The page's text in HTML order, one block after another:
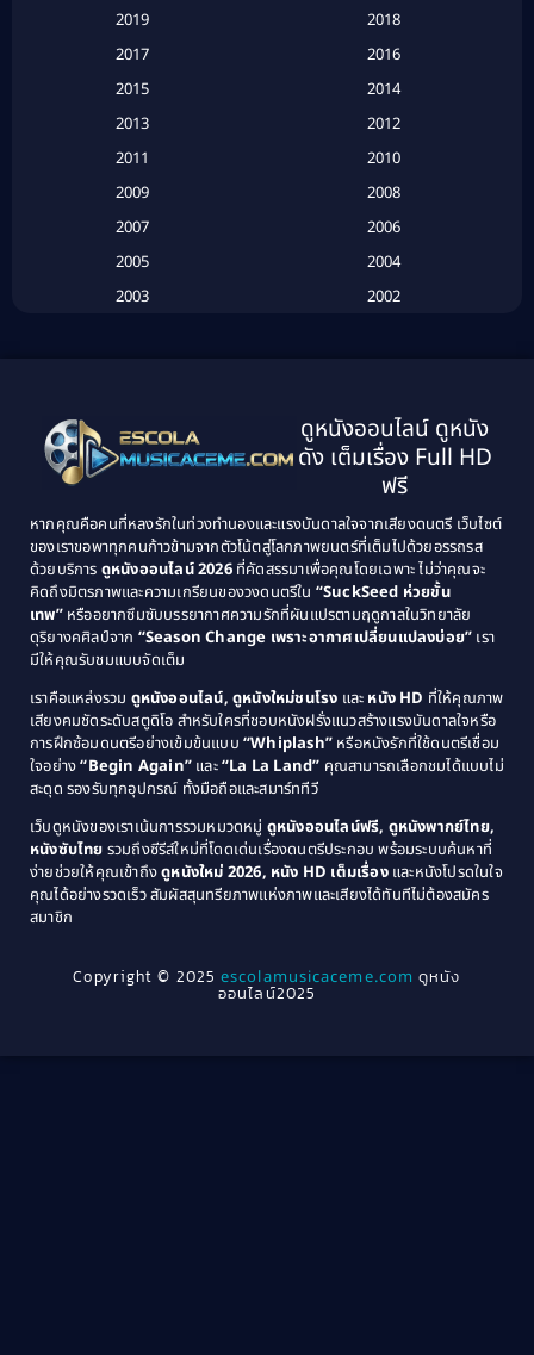
Based on a True Story เรื่องจริง (20)
Based on a True Story เรื่องจริง (16)
(134)
Classic หนังคลาสสิก(21)
Classic หนังคลาสสิก(25)
Comedy ตลก(46)
Comedy ตลก(515)
Coming of Age ก้าวพ้นวัย(1)
Coming-of-Age(3)
Community(1)
Crime อาชญากรรม(78)
Cult Film(4)
2019
2018
2017
2016
2015
2014
2013
2012
2011
2010
2009
2008
2007
2006
2005
2004
2003
2002
1995
1994
1993
1992
1989
1988
1987
1986
1985
1984
1983
1982
1979
1978
1976
1975
1974
1971
1970
1969
1968
1964
1963
1940
ดูหนังออนไลน์ ดูหนัง
ดัง เต็มเรื่อง Full HD
ฟรี
หากคุณคือคนที่หลงรักในท่วงทำนองและแรงบันดาลใจจากเสียงดนตรี เว็บไซต์
ของเราขอพาทุกคนก้าวข้ามจากตัวโน้ตสู่โลกภาพยนตร์ที่เต็มไปด้วยอรรถรส
ด้วยบริการ ดูหนังออนไลน์ 2026ที่คัดสรรมาเพื่อคุณโดยเฉพาะ ไม่ว่าคุณจะ
คิดถึงมิตรภาพและความเกรียนของวงดนตรีใน “SuckSeed ห่วยขั้น
เทพ”หรืออยากซึมซับบรรยากาศความรักที่ผันแปรตามฤดูกาลในวิทยาลัย
ดุริยางคศิลป์จาก “Season Change เพราะอากาศเปลี่ยนแปลงบ่อย” เรา
มีให้คุณรับชมแบบจัดเต็ม
เราคือแหล่งรวม ดูหนังออนไลน์, ดูหนังใหม่ชนโรง และ หนัง HD ที่ให้คุณภาพ
เสียงคมชัดระดับสตูดิโอ สำหรับใครที่ชอบหนังฝรั่งแนวสร้างแรงบันดาลใจหรือ
การฝึกซ้อมดนตรีอย่างเข้มข้นแบบ “Whiplash” หรือหนังรักที่ใช้ดนตรีเชื่อม
ใจอย่าง“Begin Again” และ“La La Land” คุณสามารถเลือกชมได้แบบไม่
สะดุด รองรับทุกอุปกรณ์ ทั้งมือถือและสมาร์ททีวี
เว็บดูหนังของเราเน้นการรวมหมวดหมู่ ดูหนังออนไลน์ฟรี, ดูหนังพากย์ไทย,
หนังซับไทย รวมถึงซีรีส์ใหม่ที่โดดเด่นเรื่องดนตรีประกอบ พร้อมระบบค้นหาที่
ง่ายช่วยให้คุณเข้าถึงดูหนังใหม่ 2026, หนัง HD เต็มเรื่องและหนังโปรดในใจ
คุณได้อย่างรวดเร็ว สัมผัสสุนทรียภาพแห่งภาพและเสียงได้ทันทีไม่ต้องสมัคร
สมาชิก
Copyright © 2025escolamusicaceme.com ดูหนัง
ออนไลน์2025